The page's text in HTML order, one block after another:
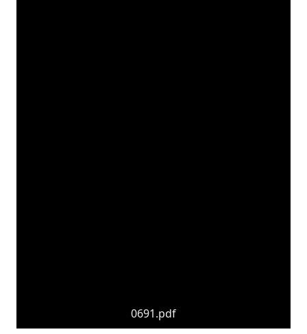
0691.pdf